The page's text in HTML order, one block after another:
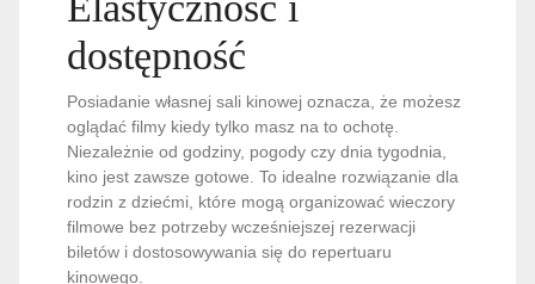
dostępność
Posiadanie własnej sali kinowej oznacza, że możesz
oglądać filmy kiedy tylko masz na to ochotę.
Niezależnie od godziny, pogody czy dnia tygodnia,
kino jest zawsze gotowe. To idealne rozwiązanie dla
rodzin z dziećmi, które mogą organizować wieczory
filmowe bez potrzeby wcześniejszej rezerwacji
biletów i dostosowywania się do repertuaru
kinowego.